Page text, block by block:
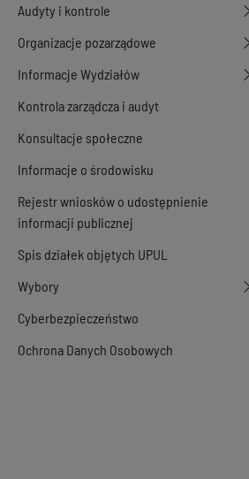
Audyty i kontrole
Organizacje pozarządowe
Informacje Wydziałów
Kontrola zarządcza i audyt
Konsultacje społeczne
Informacje o środowisku
Rejestr wniosków o udostępnienie
informacji publicznej
Spis działek objętych UPUL
Wybory
Cyberbezpieczeństwo
Ochrona Danych Osobowych